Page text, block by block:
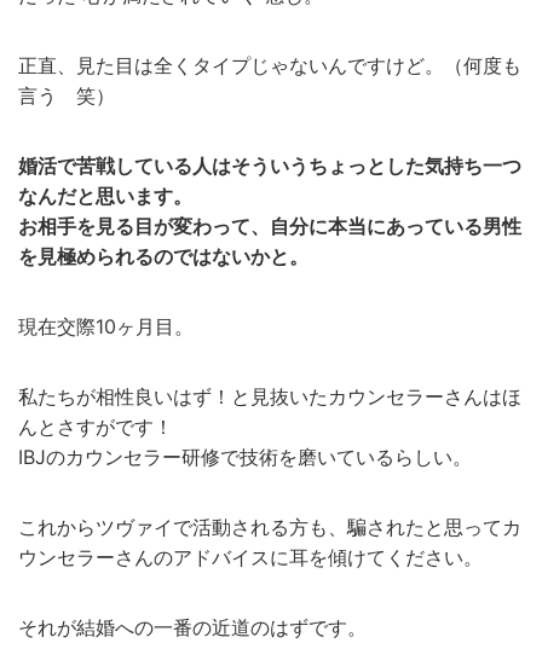
正直、見た目は全くタイプじゃないんですけど。（何度も
言う 笑）
婚活で苦戦している人はそういうちょっとした気持ち一つ
なんだと思います。
お相手を見る目が変わって、自分に本当にあっている男性
を見極められるのではないかと。
現在交際10ヶ月目。
私たちが相性良いはず！と見抜いたカウンセラーさんはほ
んとさすがです！
IBJのカウンセラー研修で技術を磨いているらしい。
これからツヴァイで活動される方も、騙されたと思ってカ
ウンセラーさんのアドバイスに耳を傾けてください。
それが結婚への一番の近道のはずです。